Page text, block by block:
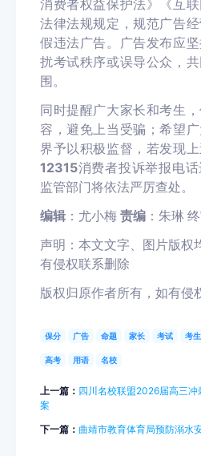
消费者权益保护法》《互
法律法规规定，规范广告
假违法广告。广告发布应
扰考试秩序或误导公众，
围。
同时提醒广大家长和考生
容，避免上当受骗；希望
界予以积极监督，若发现
12315消费者投诉举报电
监管部门将依法严厉查处。
编辑 ：尤小梅 责编 ：朱琳
声明： 本文文字、图片版权
有侵权联系删除
版权归原作者所有，如有侵
保分 广告 命题 家长 考试 考生
高考 用语 名校
上一篇： 四川名校联盟2026届高三
案
下一篇： 曲靖市教育体育局预防溺水